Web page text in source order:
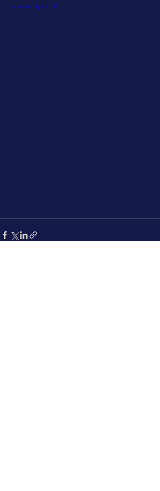
v=wousUj0Bc88